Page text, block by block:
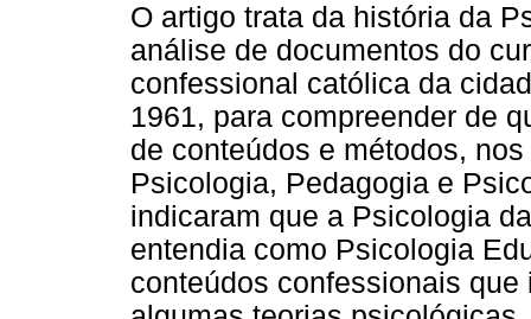
O artigo trata da história da
análise de documentos do
confessional católica da
1961, para compreender de
de conteúdos e métodos,
Psicologia, Pedagogia e
indicaram que a Psicologia
entendia como Psicologia
conteúdos confessionais